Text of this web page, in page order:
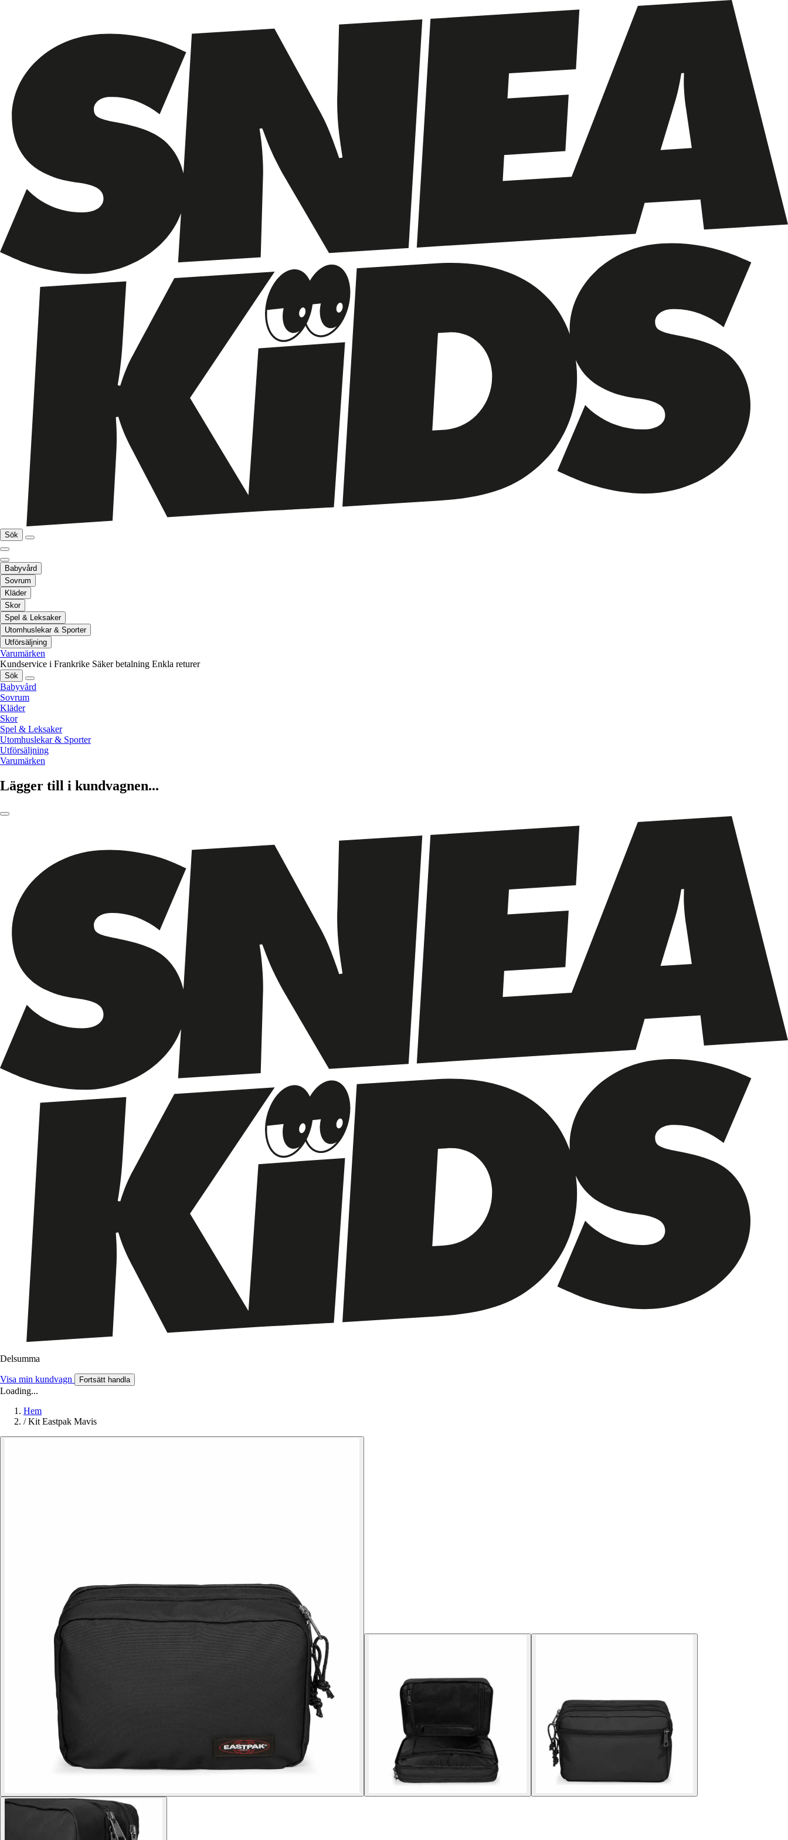
Sök
Babyvård
Sovrum
Kläder
Skor
Spel & Leksaker
Utomhuslekar & Sporter
Utförsäljning
Varumärken
Kundservice i Frankrike Säker betalning Enkla returer
Sök
Babyvård
Sovrum
Kläder
Skor
Spel & Leksaker
Utomhuslekar & Sporter
Utförsäljning
Varumärken
Lägger till i kundvagnen...
Delsumma
Visa min kundvagn Fortsätt handla
Loading...
Hem
/ Kit Eastpak Mavis